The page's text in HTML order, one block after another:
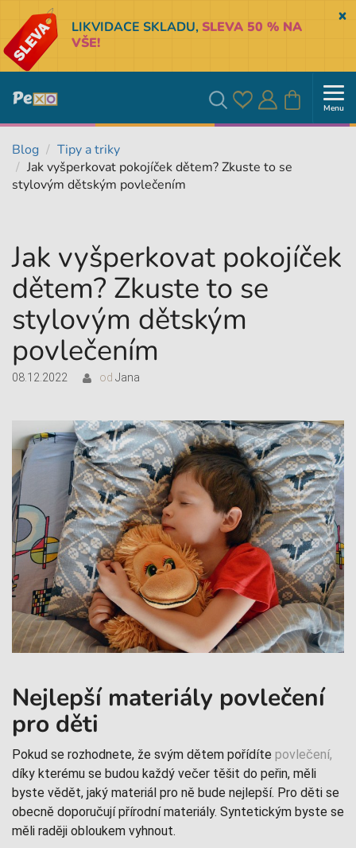
LIKVIDACE SKLADU,SLEVA 50 % NA
VŠE!
Vyhledávání
OblíbenéPřihlásit
se
Košík Menu
Blog
Tipy a triky
Jak vyšperkovat pokojíček dětem? Zkuste to se
stylovým dětským povlečením
Jak vyšperkovat pokojíček
dětem? Zkuste to se
stylovým dětským
povlečením
08.12.2022 od Jana
Nejlepší materiály povlečení
pro děti
Pokud se rozhodnete, že svým dětem pořídíte povlečení,
díky kterému se budou každý večer těšit do peřin, měli
byste vědět, jaký materiál pro ně bude nejlepší. Pro děti se
obecně doporučují přírodní materiály. Syntetickým byste se
měli raději obloukem vyhnout.